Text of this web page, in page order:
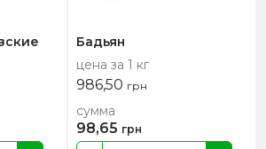
Бадьян
цена за 1 кг
986,50 грн
сумма
98,65 грн